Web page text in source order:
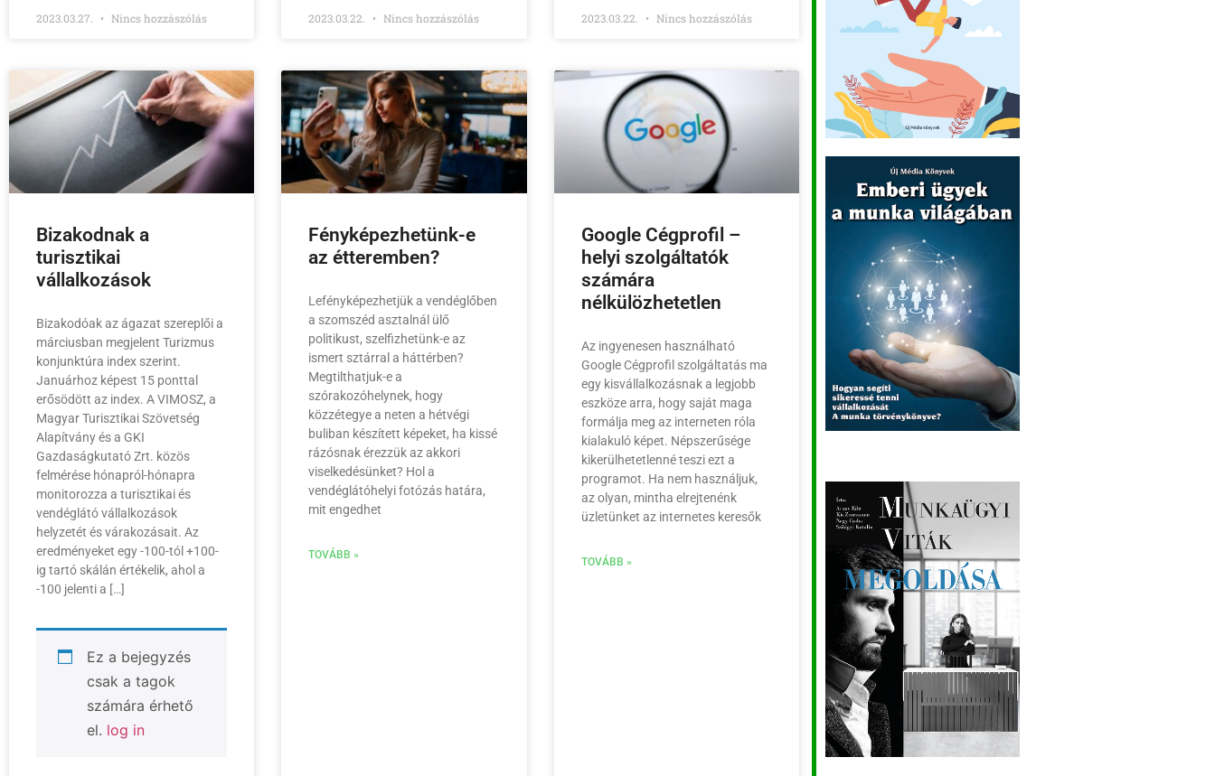
2023.03.27. Nincs hozzászólás 2023.03.22. Nincs hozzászólás 2023.03.22. Nincs hozzászólás
Bizakodnak a
turisztikai
vállalkozások
Bizakodóak az ágazat szereplői a
márciusban megjelent Turizmus
konjunktúra index szerint.
Januárhoz képest 15 ponttal
erősödött az index. A VIMOSZ, a
Magyar Turisztikai Szövetség
Alapítvány és a GKI
Gazdaságkutató Zrt. közös
felmérése hónapról-hónapra
monitorozza a turisztikai és
vendéglátó vállalkozások
helyzetét és várakozásait. Az
eredményeket egy -100-tól +100-
ig tartó skálán értékelik, ahol a
-100 jelenti a […]
Ez a bejegyzés
csak a tagok
számára érhető
el. log in
Fényképezhetünk-e
az étteremben?
Lefényképezhetjük a vendéglőben
a szomszéd asztalnál ülő
politikust, szelfizhetünk-e az
ismert sztárral a háttérben?
Megtilthatjuk-e a
szórakozóhelynek, hogy
közzétegye a neten a hétvégi
buliban készített képeket, ha kissé
rázósnak érezzük az akkori
viselkedésünket? Hol a
vendéglátóhelyi fotózás határa,
mit engedhet
TOVÁBB »
Google Cégprofil –
helyi szolgáltatók
számára
nélkülözhetetlen
Az ingyenesen használható
Google Cégprofil szolgáltatás ma
egy kisvállalkozásnak a legjobb
eszköze arra, hogy saját maga
formálja meg az interneten róla
kialakuló képet. Népszerűsége
kikerülhetetlenné teszi ezt a
programot. Ha nem használjuk,
az olyan, mintha elrejtenénk
üzletünket az internetes keresők
TOVÁBB »